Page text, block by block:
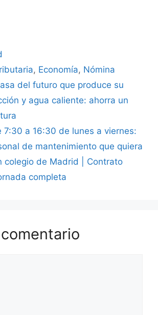
, Economía, Nómina
del futuro que produce su
y agua caliente: ahorra un
7:30 a 16:30 de lunes a viernes:
de mantenimiento que quiera
colegio de Madrid | Contrato
completa